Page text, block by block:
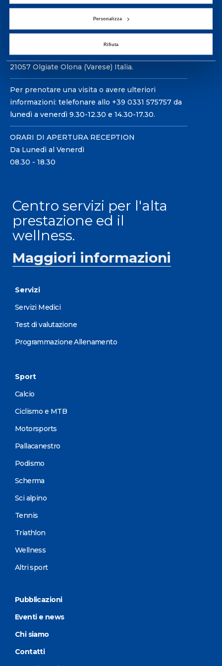
Personalizza
Rifiuta
Sport Service Mapei S.r.l. - Via Busto Fagnano 38,
21057 Olgiate Olona (Varese) Italia.
Per prenotare una visita o avere ulteriori
informazioni: telefonare allo +39 0331 575757 da
lunedì a venerdì 9.30-12.30 e 14.30-17.30.
ORARI DI APERTURA RECEPTION
Da Lunedì al Venerdì
08.30 - 18.30
Centro servizi per l'alta
prestazione ed il
wellness.
Maggiori informazioni
Servizi
Servizi Medici
Test di valutazione
Programmazione Allenamento
Sport
Calcio
Ciclismo e MTB
Motorsports
Pallacanestro
Podismo
Scherma
Sci alpino
Tennis
Triathlon
Wellness
Altri sport
Pubblicazioni
Eventi e news
Chi siamo
Contatti